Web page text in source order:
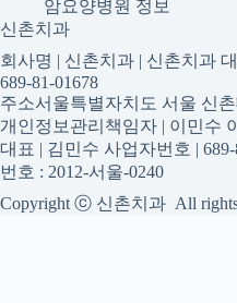
암요양병원 정보
신촌치과
회사명 | 신촌치과 | 신촌치과
689-81-01678
주소서울특별자치도 서울 신
개인정보관리책임자 | 이민수
대표 | 김민수 사업자번호 |
번호 : 2012-서울-0240
Copyright ⓒ 신촌치과 All rights